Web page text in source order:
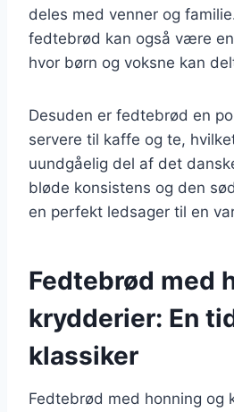
deles med venner og
fedtebrød kan også være
hvor børn og voksne kan
Desuden er fedtebrød en
servere til kaffe og te,
uundgåelig del af det
bløde konsistens og den
en perfekt ledsager til en
Fedtebrød med
krydderier: En
klassiker
Fedtebrød med honning og